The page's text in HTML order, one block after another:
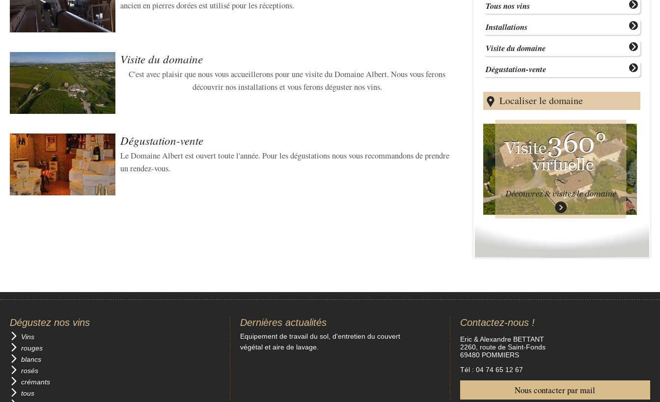
Tous nos vins
Installations
Visite du domaine
Dégustation-vente
Localiser le domaine
ancien en pierres dorées est utilisé pour les réceptions.
Visite du domaine
C'est avec plaisir que nous vous accueillerons pour une visite du Domaine Albert. Nous vous ferons
découvrir nos installations et vous ferons déguster nos vins.
Dégustation-vente
Le Domaine Albert est ouvert toute l'année. Pour les dégustations nous vous recommandons de prendre
un rendez-vous.
Dégustez nos vins
Vins
rouges
blancs
rosés
crémants
tous
Dernières actualités
Equipement de travail du sol, d'entretien du couvert
végétal et aire de lavage.
Contactez-nous !
Eric & Alexandre BETTANT
2260, route de Saint-Fonds
69480 POMMIERS
Tél : 04 74 65 12 67
Nous contacter par mail